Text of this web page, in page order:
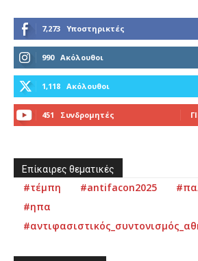
7,273 Υποστηρικτές
990 Ακόλουθοι
1,118 Ακόλουθοι
451 Συνδρομητές
Επίκαιρες θεματικές
#τέμπη #antifacon2025
#ηπα